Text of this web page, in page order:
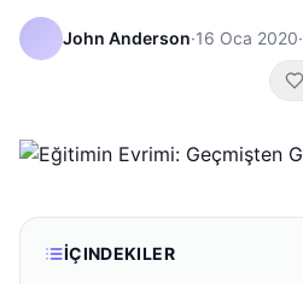
John Anderson·16 Oca 2020·
İÇINDEKILER